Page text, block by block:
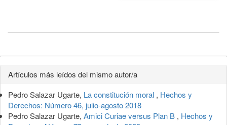
Detalles
del
artículo
Artículos más leídos del mismo autor/a
Pedro Salazar Ugarte, La constitución moral , Hechos y
Derechos: Número 46, julio-agosto 2018
Pedro Salazar Ugarte, Amici Curiae versus Plan B , Hechos y